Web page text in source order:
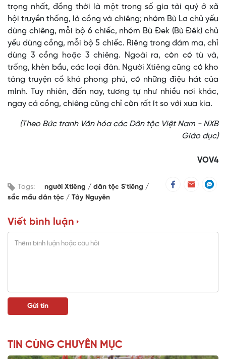
trọng nhất, đồng thời là một trong số gia tài quý ở xã
hội truyền thống, là cồng và chiêng; nhóm Bù Lơ chủ yếu
dùng chiêng, mỗi bộ 6 chiếc, nhóm Bù Ðek (Bù Ðêk) chủ
yếu dùng cồng, mỗi bộ 5 chiếc. Riêng trong đám ma, chỉ
dùng 3 cồng hoặc 3 chiêng. Ngoài ra, còn có tù và,
trống, khèn bầu, các loại đàn. Người Xtiêng cũng có kho
tàng truyện cổ khá phong phú, có những điệu hát của
mình. Tuy nhiên, đến nay, tương tự như nhiều nơi khác,
ngay cả cồng, chiêng cũng chỉ còn rất ít so với xưa kia.
(Theo Bức tranh Văn hóa các Dân tộc Việt Nam - NXB
Giáo dục)
VOV4
Tags: người Xtiêng
dân tộc S'tiêng
sắc mầu dân tộc
Tây Nguyên
Viết bình luận
TIN CÙNG CHUYÊN MỤC